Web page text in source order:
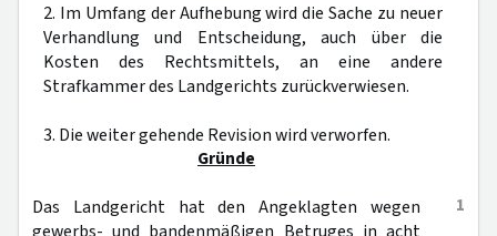
2. Im Umfang der Aufhebung wird die Sache zu neuer
Verhandlung und Entscheidung, auch über die
Kosten des Rechtsmittels, an eine andere
Strafkammer des Landgerichts zurückverwiesen.
3. Die weiter gehende Revision wird verworfen.
Gründe
1
Das Landgericht hat den Angeklagten wegen